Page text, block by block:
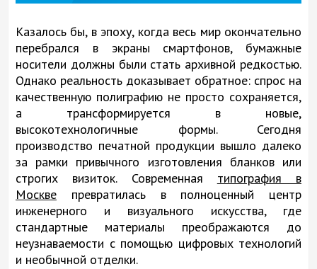
Казалось бы, в эпоху, когда весь мир окончательно
перебрался в экраны смартфонов, бумажные
носители должны были стать архивной редкостью.
Однако реальность доказывает обратное: спрос на
качественную полиграфию не просто сохраняется,
а трансформируется в новые,
высокотехнологичные формы. Сегодня
производство печатной продукции вышло далеко
за рамки привычного изготовления бланков или
строгих визиток. Современная типография в
Москве превратилась в полноценный центр
инженерного и визуального искусства, где
стандартные материалы преображаются до
неузнаваемости с помощью цифровых технологий
и необычной отделки.